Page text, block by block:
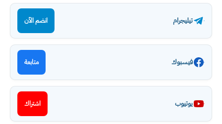
تيليجرام انضم الآن
فيسبوك متابعة
يوتيوب اشتراك